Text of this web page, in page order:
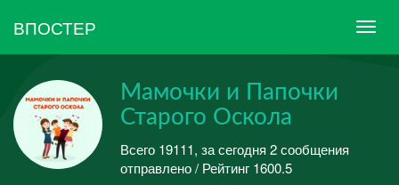
ВПОСТЕР
Мамочки и Папочки
Старого Оскола
Всего 19111, за сегодня 2 сообщения
отправлено / Рейтинг 1600.5